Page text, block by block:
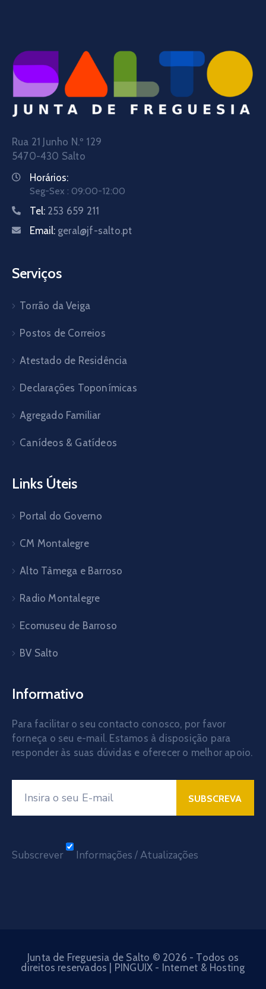
Rua 21 Junho N.º 129
5470-430 Salto
Horários:
Seg-Sex : 09:00-12:00
Tel: 253 659 211
Email: geral@jf-salto.pt
Serviços
Torrão da Veiga
Postos de Correios
Atestado de Residência
Declarações Toponímicas
Agregado Familiar
Canídeos & Gatídeos
Links Úteis
Portal do Governo
CM Montalegre
Alto Tâmega e Barroso
Radio Montalegre
Ecomuseu de Barroso
BV Salto
Informativo
Para facilitar o seu contacto conosco, por favor
forneça o seu e-mail. Estamos à disposição para
responder às suas dúvidas e oferecer o melhor apoio.
Subscrever Informações / Atualizações
Junta de Freguesia de Salto © 2026 - Todos os
direitos reservados | PINGUIX - Internet & Hosting